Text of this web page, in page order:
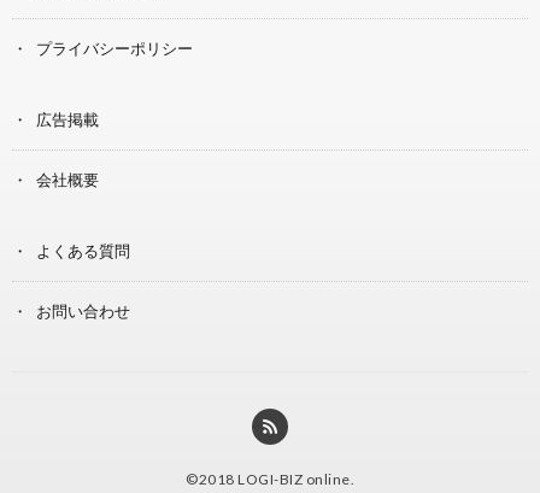
プライバシーポリシー
広告掲載
会社概要
よくある質問
お問い合わせ
©2018 LOGI-BIZ online